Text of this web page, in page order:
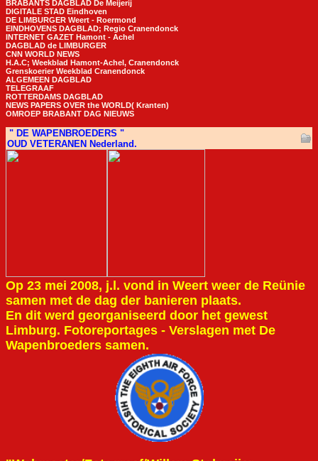
BRABANTS DAGBLAD De Meijerij
DIGITALE STAD Eindhoven
DE LIMBURGER Weert - Roermond
EINDHOVENS DAGBLAD; Regio Cranendonck
INTERNET GAZET Hamont - Achel
DAGBLAD de LIMBURGER
CNN WORLD NEWS
H.A.C; Weekblad Hamont-Achel, Cranendonck
Grenskoerier Weekblad Cranendonck
ALGEMEEN DAGBLAD
TELEGRAAF
ROTTERDAMS DAGBLAD
NEWS PAPERS OVER the WORLD( Kranten)
OMROEP BRABANT DAG NIEUWS
" DE WAPENBROEDERS "
OUD VETERANEN Nederland.
Op 23 mei 2008, j.l. vond in Weert weer de Reünie
samen met de dag der banieren plaats.
En dit werd georganiseerd door het gewest
Limburg. Fotoreportages - Verslagen met De
Wapenbroeders samen.